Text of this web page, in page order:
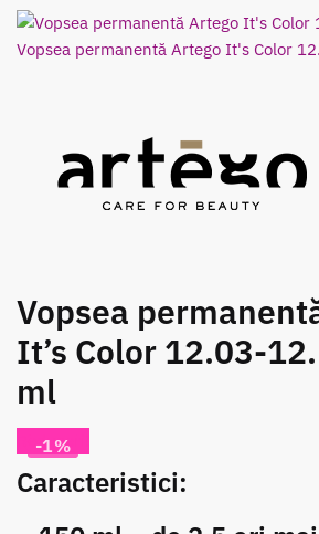
Vopsea permanentă Artego It's Color
Vopsea
It’s Color 12.03-
ml
Reduceri!
-1%
Caracteristici: